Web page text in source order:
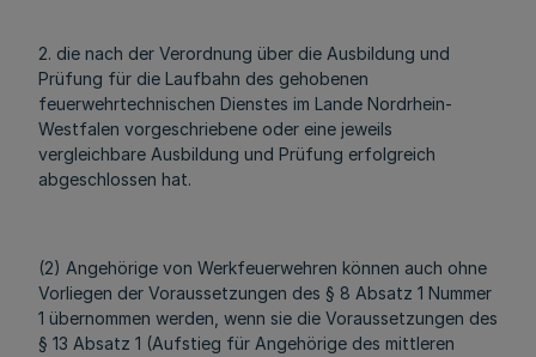
2. die nach der Verordnung über die Ausbildung und
Prüfung für die Laufbahn des gehobenen
feuerwehrtechnischen Dienstes im Lande Nordrhein-
Westfalen vorgeschriebene oder eine jeweils
vergleichbare Ausbildung und Prüfung erfolgreich
abgeschlossen hat.
(2) Angehörige von Werkfeuerwehren können auch ohne
Vorliegen der Voraussetzungen des § 8 Absatz 1 Nummer
1 übernommen werden, wenn sie die Voraussetzungen des
§ 13 Absatz 1 (Aufstieg für Angehörige des mittleren